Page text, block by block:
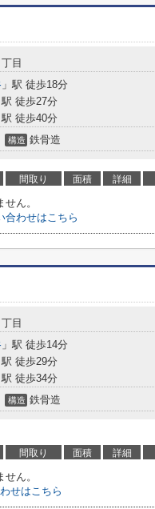
丁目
」駅 徒歩18分
駅 徒歩27分
駅 徒歩40分
構造 鉄骨造
間取り 面積 詳細
ん。
合わせはこちら
丁目
」駅 徒歩14分
駅 徒歩29分
駅 徒歩34分
構造 鉄骨造
間取り 面積 詳細
ん。
せはこちら